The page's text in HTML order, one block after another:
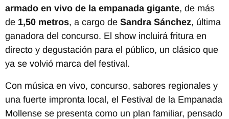
armado en vivo de la empanada gigante, de más
de 1,50 metros, a cargo de Sandra Sánchez, última
ganadora del concurso. El show incluirá fritura en
directo y degustación para el público, un clásico que
ya se volvió marca del festival.
Con música en vivo, concurso, sabores regionales y
una fuerte impronta local, el Festival de la Empanada
Mollense se presenta como un plan familiar, pensado